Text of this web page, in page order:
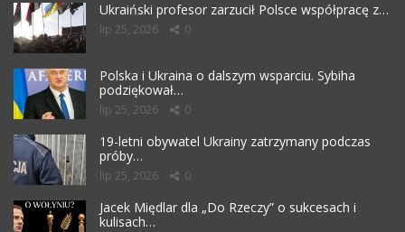
Ukraiński profesor zarzucił Polsce współpracę z…
lip 25, 2026 0
Polska i Ukraina o dalszym wsparciu. Sybiha
podziękował…
lip 25, 2026 0
19-letni obywatel Ukrainy zatrzymany podczas
próby…
lip 25, 2026 0
Jacek Międlar dla „Do Rzeczy” o sukcesach i
kulisach…